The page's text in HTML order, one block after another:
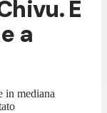
E
a
in mediana